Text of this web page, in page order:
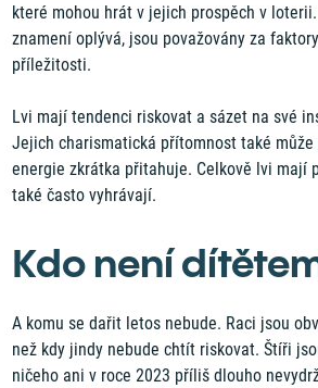
které mohou hrát v jejich prospěch v
znamení oplývá, jsou považovány za
příležitosti.
Lvi mají tendenci riskovat a sázet na své
Jejich charismatická přítomnost také
energie zkrátka přitahuje. Celkově lvi mají
také často vyhrávají.
Kdo není
A komu se dařit letos nebude. Raci jsou
než kdy jindy nebude chtít riskovat. Štíři
ničeho ani v roce 2023 příliš dlouho